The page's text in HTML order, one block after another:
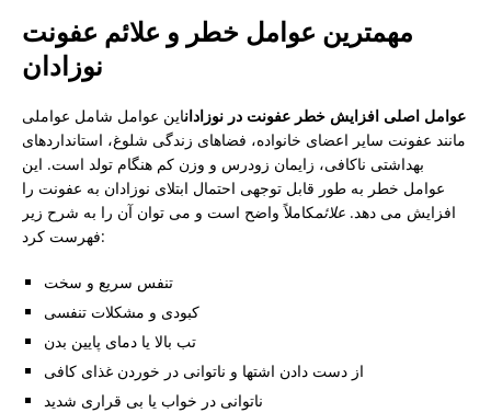
مهمترین عوامل خطر و علائم عفونت
نوزادان
عوامل اصلی افزایش خطر عفونت در نوزاداناین عوامل شامل عواملی
مانند عفونت سایر اعضای خانواده، فضاهای زندگی شلوغ، استانداردهای
بهداشتی ناکافی، زایمان زودرس و وزن کم هنگام تولد است. این
عوامل خطر به طور قابل توجهی احتمال ابتلای نوزادان به عفونت را
افزایش می دهد. علائمکاملاً واضح است و می توان آن را به شرح زیر
فهرست کرد:
تنفس سریع و سخت
کبودی و مشکلات تنفسی
تب بالا یا دمای پایین بدن
از دست دادن اشتها و ناتوانی در خوردن غذای کافی
ناتوانی در خواب یا بی قراری شدید